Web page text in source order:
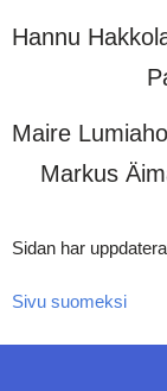
Hannu
Pauli
Maire
Markus
Sidan har
Sivu suomeksi